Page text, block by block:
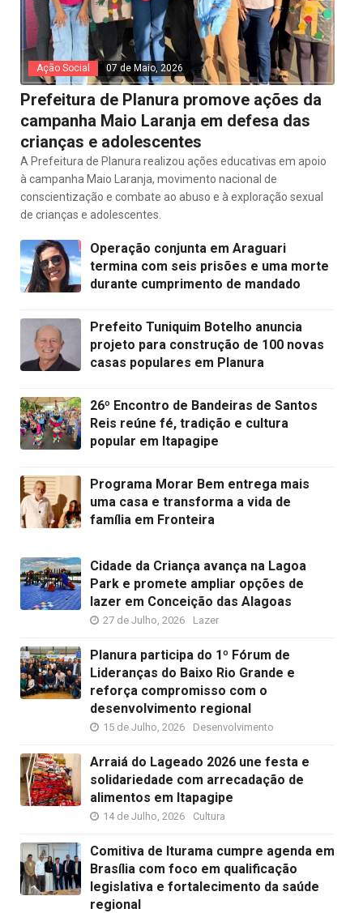
Ação Social 07 de Maio, 2026
Prefeitura de Planura promove ações da
campanha Maio Laranja em defesa das
crianças e adolescentes
A Prefeitura de Planura realizou ações educativas em apoio
à campanha Maio Laranja, movimento nacional de
conscientização e combate ao abuso e à exploração sexual
de crianças e adolescentes.
Operação conjunta em Araguari
termina com seis prisões e uma morte
durante cumprimento de mandado
Prefeito Tuniquim Botelho anuncia
projeto para construção de 100 novas
casas populares em Planura
26º Encontro de Bandeiras de Santos
Reis reúne fé, tradição e cultura
popular em Itapagipe
Programa Morar Bem entrega mais
uma casa e transforma a vida de
família em Fronteira
Cidade da Criança avança na Lagoa
Park e promete ampliar opções de
lazer em Conceição das Alagoas
27 de Julho, 2026 Lazer
Planura participa do 1º Fórum de
Lideranças do Baixo Rio Grande e
reforça compromisso com o
desenvolvimento regional
15 de Julho, 2026 Desenvolvimento
Arraiá do Lageado 2026 une festa e
solidariedade com arrecadação de
alimentos em Itapagipe
14 de Julho, 2026 Cultura
Comitiva de Iturama cumpre agenda em
Brasília com foco em qualificação
legislativa e fortalecimento da saúde
regional